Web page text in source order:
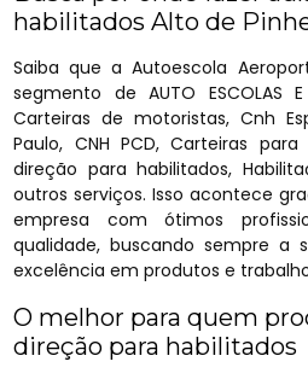
habilitados Alto de
Saiba que a Autoescola
segmento de AUTO ESCOLAS
Carteiras de motoristas, Cnh
Paulo, CNH PCD, Carteiras
direção para habilitados,
outros serviços. Isso acontece
empresa com ótimos
qualidade, buscando sempre a
excelência em produtos e
O melhor para quem
direção para habilitados